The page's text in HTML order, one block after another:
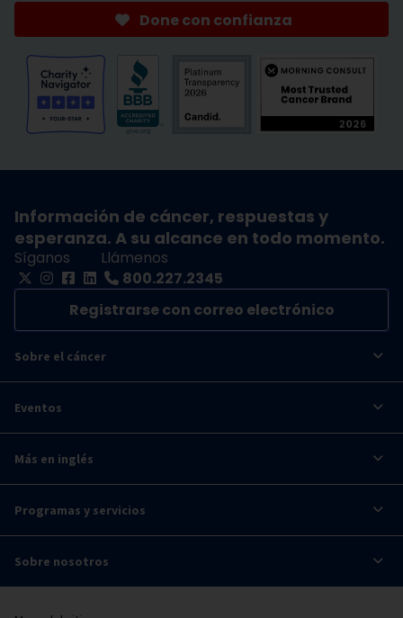
Done con confianza
Información de cáncer, respuestas y
esperanza. A su alcance en todo momento.
Síganos
Llámenos
800.227.2345
Registrarse con correo electrónico
Sobre el cáncer
Eventos
Más en inglés
Programas y servicios
Sobre nosotros